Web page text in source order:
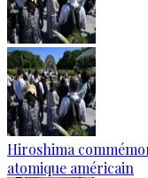
Hiroshima
atomique américain